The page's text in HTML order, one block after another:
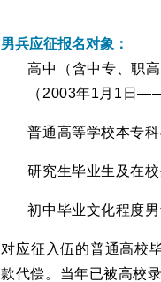
男兵应征报名对象：
高中（含中专、职
（2003年1月1日
普通高等学校本专
研究生毕业生及在
初中毕业文化程度
对应征入伍的普通高校
款代偿。当年已被高校